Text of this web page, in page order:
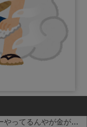
ワイ手取り15万正社員→副業でウーバーやってるんやが金がない